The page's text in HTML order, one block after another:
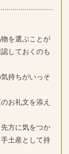
を選ぶことが
しておくのも
持ちがいっそ
お礼文を添え
方に気をつか
土産として持